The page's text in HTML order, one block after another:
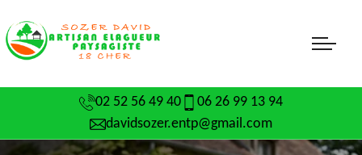
02 52 56 49 40
06 26 99 13 94
davidsozer.entp@gmail.com